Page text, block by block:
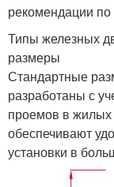
рекомендации
Типы железных
размеры
Стандартные
разработаны с
проемов в жилых
обеспечивают
установки в